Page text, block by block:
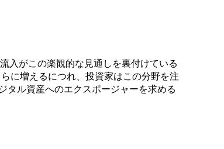
入がこの楽観的な見通しを裏付けている
に増えるにつれ、投資家はこの分野を注
タル資産へのエクスポージャーを求める